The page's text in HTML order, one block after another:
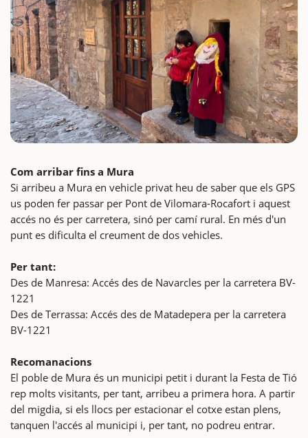
Com arribar fins a Mura
Si arribeu a Mura en vehicle privat heu de saber que els GPS
us poden fer passar per Pont de Vilomara-Rocafort i aquest
accés no és per carretera, sinó per camí rural. En més d'un
punt es dificulta el creument de dos vehicles.
Per tant:
Des de Manresa: Accés des de Navarcles per la carretera BV-
1221
Des de Terrassa: Accés des de Matadepera per la carretera
BV-1221
Recomanacions
El poble de Mura és un municipi petit i durant la Festa de Tió
rep molts visitants, per tant, arribeu a primera hora. A partir
del migdia, si els llocs per estacionar el cotxe estan plens,
tanquen l'accés al municipi i, per tant, no podreu entrar.